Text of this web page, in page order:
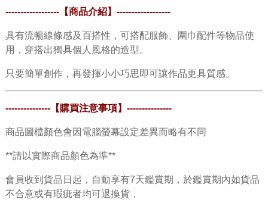
------------------【商品介紹】 ------------------
具有流暢線條感及百搭性 ，可搭配服飾、圍巾配件等物品使
用，穿搭出獨具個人風格的造型。
只要簡單創作，再發揮小小巧思即可讓作品更具質感。
---------------【購買注意事項】 ---------------
商品圖檔顏色會因電腦螢幕設定差異而略有不同
**請以實際商品顏色為準**
會員收到貨品日起，自動享有7天鑑賞期，於鑑賞期內如貨品
不合意或有瑕疵者均可退換貨，